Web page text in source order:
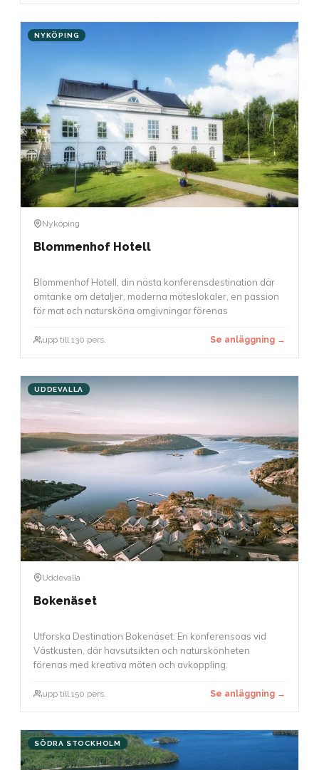
NYKÖPING
Nyköping
Blommenhof Hotell
Blommenhof Hotell, din nästa konferensdestination där
omtanke om detaljer, moderna möteslokaler, en passion
för mat och natursköna omgivningar förenas
upp till 130 pers. Se anläggning →
UDDEVALLA
Uddevalla
Bokenäset
Utforska Destination Bokenäset: En konferensoas vid
Västkusten, där havsutsikten och naturskönheten
förenas med kreativa möten och avkoppling.
upp till 150 pers. Se anläggning →
SÖDRA STOCKHOLM